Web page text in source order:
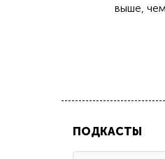
выше,
ПОДКАСТЫ